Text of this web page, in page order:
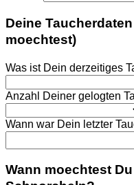
Deine
moechtest)
Was ist Dein derzeitiges
Anzahl Deiner gelogten
Wann war Dein letzter
Wann moechtest